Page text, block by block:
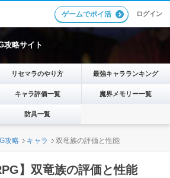
ゲームでポイ活 ログイン
攻略サイト
リセマラのやり方 最強キャラランキング
キャラ評価一覧 魔界メモリー一覧
防具一覧
攻略 キャラ 双竜族の評価と性能
】双竜族の評価と性能